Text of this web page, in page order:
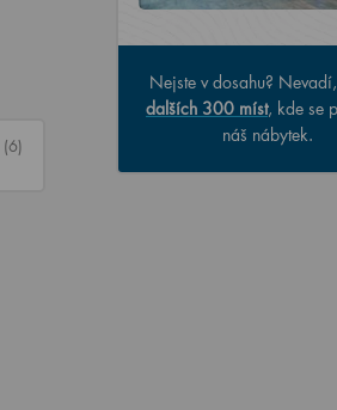
(6)
Nejste v dosahu?
dalších 300 míst, kde se
náš nábytek.